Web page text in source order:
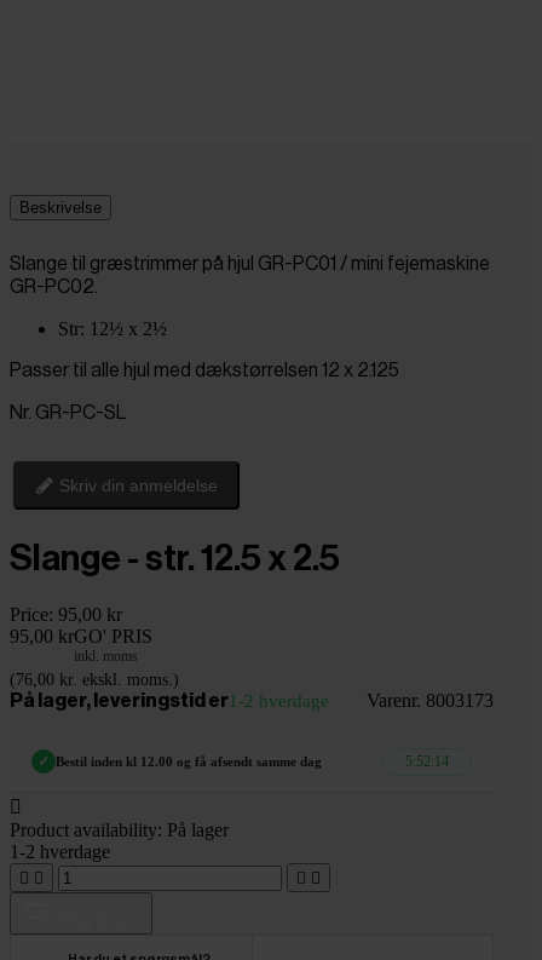
Beskrivelse
Slange til græstrimmer på hjul GR-PC01 / mini fejemaskine
GR-PC02.
Str: 12½ x 2½
Passer til alle hjul med dækstørrelsen 12 x 2.125
Nr. GR-PC-SL
Skriv din anmeldelse
Slange - str. 12.5 x 2.5
Price: 95,00 kr
95,00 krGO' PRIS
inkl. moms
(76,00 kr. ekskl. moms.)
På lager, leveringstid er1-2 hverdage Varenr. 8003173
✓ Bestil inden kl 12.00 og få afsendt samme dag 5:52:13

Product availability: På lager
1-2 hverdage
   